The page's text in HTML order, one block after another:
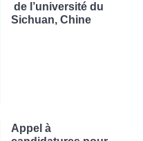
de l’université du
Sichuan, Chine
Appel à